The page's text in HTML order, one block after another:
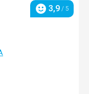
Hodnotenie
3,9 / 5